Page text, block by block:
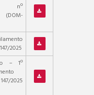
nº
(DOM-
2025
– 1º
2025